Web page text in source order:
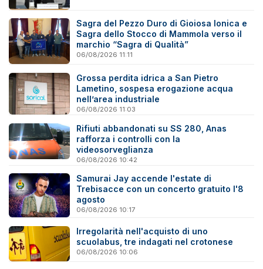
Sagra del Pezzo Duro di Gioiosa Ionica e
Sagra dello Stocco di Mammola verso il
marchio “Sagra di Qualità”
06/08/2026 11:11
Grossa perdita idrica a San Pietro
Lametino, sospesa erogazione acqua
nell’area industriale
06/08/2026 11:03
Rifiuti abbandonati su SS 280, Anas
rafforza i controlli con la
videosorveglianza
06/08/2026 10:42
Samurai Jay accende l'estate di
Trebisacce con un concerto gratuito l'8
agosto
06/08/2026 10:17
Irregolarità nell'acquisto di uno
scuolabus, tre indagati nel crotonese
06/08/2026 10:06